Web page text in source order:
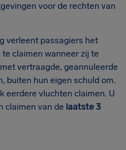
voor de rechten van
verleent passagiers het
claimen wanneer zij te
vertraagde, geannuleerde
buiten hun eigen schuld om.
eerdere vluchten claimen. U
claimen van de laatste 3